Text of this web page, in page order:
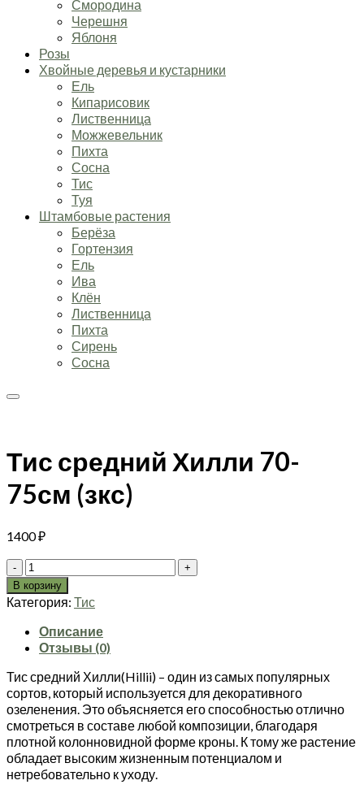
Смородина
Черешня
Яблоня
Розы
Хвойные деревья и кустарники
Ель
Кипарисовик
Лиственница
Можжевельник
Пихта
Сосна
Тис
Туя
Штамбовые растения
Берёза
Гортензия
Ель
Ива
Клён
Лиственница
Пихта
Сирень
Сосна
Тис средний Хилли 70-
75см (зкс)
1400₽
Количество
товара
Тис
средний
Хилли
70-
(зкс)
В корзину
Категория: Тис
Описание
Отзывы (0)
Тис средний Хилли(Hillii) – один из самых популярных
сортов, который используется для декоративного
озеленения. Это объясняется его способностью отлично
смотреться в составе любой композиции, благодаря
плотной колонновидной форме кроны. К тому же растение
обладает высоким жизненным потенциалом и
нетребовательно к уходу.